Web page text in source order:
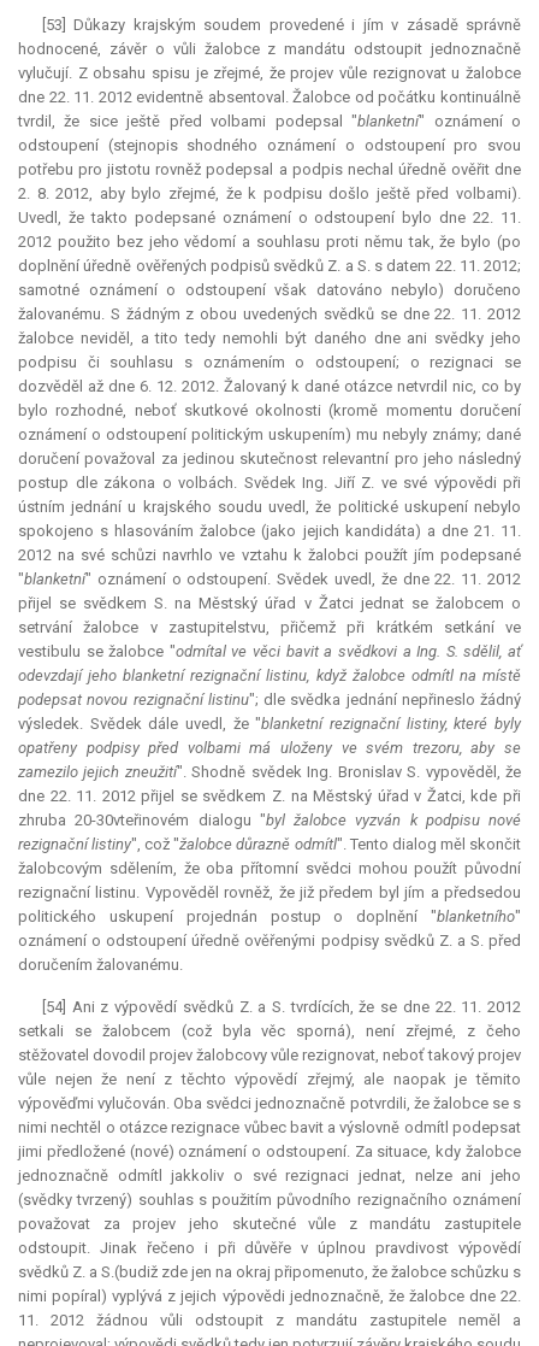
[53] Důkazy krajským soudem provedené i jím v zásadě správně
hodnocené, závěr o vůli žalobce z mandátu odstoupit jednoznačně
vylučují. Z obsahu spisu je zřejmé, že projev vůle rezignovat u žalobce
dne 22. 11. 2012 evidentně absentoval. Žalobce od počátku kontinuálně
tvrdil, že sice ještě před volbami podepsal "blanketní" oznámení o
odstoupení (stejnopis shodného oznámení o odstoupení pro svou
potřebu pro jistotu rovněž podepsal a podpis nechal úředně ověřit dne
2. 8. 2012, aby bylo zřejmé, že k podpisu došlo ještě před volbami).
Uvedl, že takto podepsané oznámení o odstoupení bylo dne 22. 11.
2012 použito bez jeho vědomí a souhlasu proti němu tak, že bylo (po
doplnění úředně ověřených podpisů svědků Z. a S. s datem 22. 11. 2012;
samotné oznámení o odstoupení však datováno nebylo) doručeno
žalovanému. S žádným z obou uvedených svědků se dne 22. 11. 2012
žalobce neviděl, a tito tedy nemohli být daného dne ani svědky jeho
podpisu či souhlasu s oznámením o odstoupení; o rezignaci se
dozvěděl až dne 6. 12. 2012. Žalovaný k dané otázce netvrdil nic, co by
bylo rozhodné, neboť skutkové okolnosti (kromě momentu doručení
oznámení o odstoupení politickým uskupením) mu nebyly známy; dané
doručení považoval za jedinou skutečnostrelevantní pro jeho následný
postup dle zákona o volbách. Svědek Ing. Jiří Z. ve své výpovědi při
ústním jednání u krajského soudu uvedl, že politické uskupení nebylo
spokojeno s hlasováním žalobce (jako jejich kandidáta) a dne 21. 11.
2012 na své schůzi navrhlo ve vztahu k žalobci použít jím podepsané
"blanketní" oznámení o odstoupení. Svědek uvedl, že dne 22. 11. 2012
přijel se svědkem S. na Městský úřad v Žatci jednat se žalobcem o
setrvání žalobce v zastupitelstvu, přičemž při krátkém setkání ve
vestibulu se žalobce "odmítal ve věci bavit a svědkovi a Ing. S. sdělil, ať
odevzdají jeho blanketní rezignační listinu, když žalobce odmítl na místě
podepsat novou rezignační listinu"; dle svědka jednání nepřineslo žádný
výsledek. Svědek dále uvedl, že "blanketní rezignační listiny, které byly
opatřeny podpisy před volbami má uloženy ve svém trezoru, aby se
zamezilo jejich zneužití". Shodně svědek Ing. Bronislav S. vypověděl, že
dne 22. 11. 2012 přijel se svědkem Z. na Městský úřad v Žatci, kde při
zhruba 20-30vteřinovém dialogu "byl žalobce vyzván k podpisu nové
rezignační listiny", což "žalobce důrazně odmítl". Tento dialog měl skončit
žalobcovým sdělením, že oba přítomní svědci mohou použít původní
rezignační listinu. Vypověděl rovněž, že již předem byl jím a předsedou
politického uskupení projednán postup o doplnění "blanketního"
oznámení o odstoupení úředně ověřenými podpisy svědků Z. a S. před
doručením žalovanému.
[54] Ani z výpovědí svědků Z. a S. tvrdících, že se dne 22. 11. 2012
setkali se žalobcem (což byla věc sporná), není zřejmé, z čeho
stěžovatel dovodil projev žalobcovy vůle rezignovat, neboť takový projev
vůle nejen že není z těchto výpovědí zřejmý, ale naopak je těmito
výpověďmi vylučován. Oba svědci jednoznačně potvrdili, že žalobce se s
nimi nechtěl o otázce rezignace vůbec bavit a výslovně odmítl podepsat
jimi předložené (nové) oznámení o odstoupení. Za situace, kdy žalobce
jednoznačně odmítl jakkoliv o své rezignaci jednat, nelze ani jeho
(svědky tvrzený) souhlas s použitím původního rezignačního oznámení
považovat za projev jeho skutečné vůle z mandátu zastupitele
odstoupit. Jinak řečeno i při důvěře v úplnou pravdivost výpovědí
svědků Z. a S.(budiž zde jen na okraj připomenuto, že žalobce schůzku s
nimi popíral) vyplývá z jejich výpovědi jednoznačně, že žalobce dne 22.
11. 2012 žádnou vůli odstoupit z mandátu zastupitele neměl a